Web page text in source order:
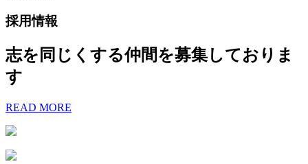
採用情報
志を同じくする仲間を募集しておりま
す
READ MORE